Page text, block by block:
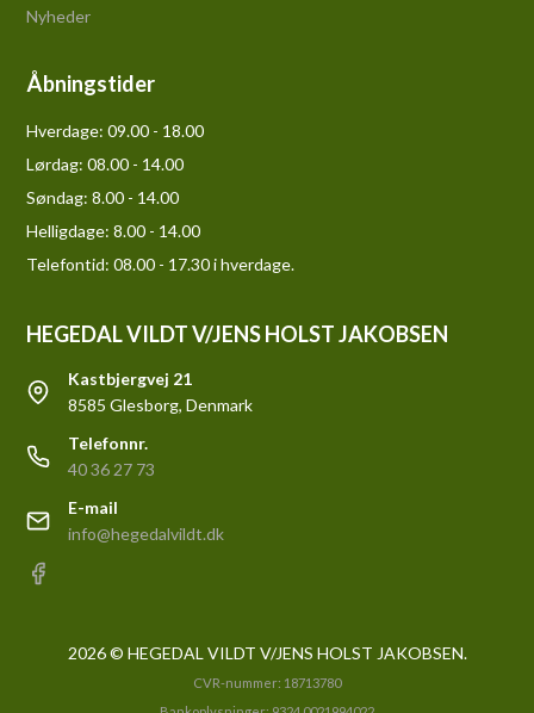
Nyheder
Åbningstider
Hverdage: 09.00 - 18.00
Lørdag: 08.00 - 14.00
Søndag: 8.00 - 14.00
Helligdage: 8.00 - 14.00
Telefontid: 08.00 - 17.30 i hverdage.
HEGEDAL VILDT V/JENS HOLST JAKOBSEN
Kastbjergvej 21
8585 Glesborg, Denmark
Telefonnr.
40 36 27 73
E-mail
info@hegedalvildt.dk
2026 © HEGEDAL VILDT V/JENS HOLST JAKOBSEN.
CVR-nummer: 18713780